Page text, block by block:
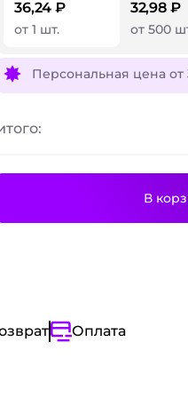
36,24 ₽
от 1 шт.
32,98 ₽
от 500
Персональная цена от
В
Оплата